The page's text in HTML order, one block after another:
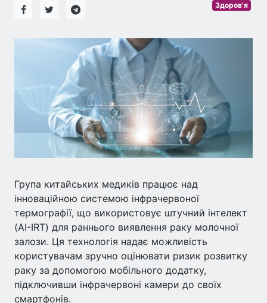
Здоров'я
Група китайських медиків працює над
інноваційною системою інфрачервоної
термографії, що використовує штучний інтелект
(AI-IRT) для раннього виявлення раку молочної
залози. Ця технологія надає можливість
користувачам зручно оцінювати ризик розвитку
раку за допомогою мобільного додатку,
підключивши інфрачервоні камери до своїх
смартфонів.